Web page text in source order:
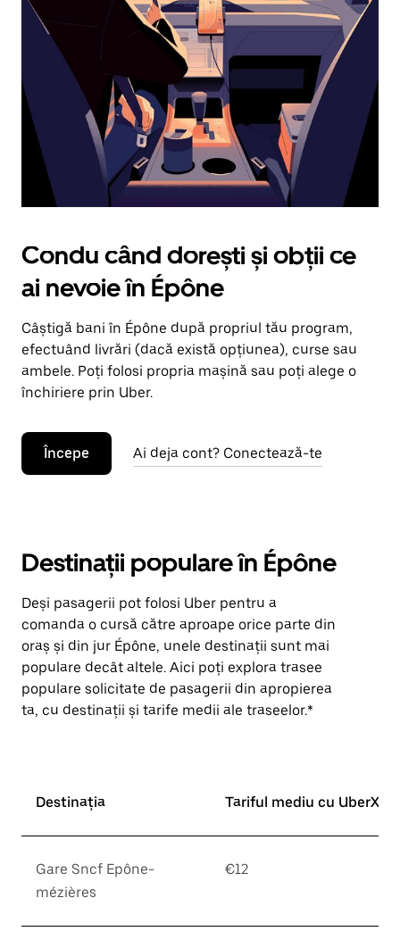
în
jos.
Închide
calendarul
apăsând
pe
butonul
Escape.
Condu când dorești și obții ce
ai nevoie în Épône
Câștigă bani în Épône după propriul tău program,
efectuând livrări (dacă există opțiunea), curse sau
ambele. Poți folosi propria mașină sau poți alege o
închiriere prin Uber.
Începe Ai deja cont? Conectează-te
Destinații populare în Épône
Deși pasagerii pot folosi Uber pentru a
comanda o cursă către aproape orice parte din
oraș și din jur Épône, unele destinații sunt mai
populare decât altele. Aici poți explora trasee
populare solicitate de pasagerii din apropierea
ta, cu destinații și tarife medii ale traseelor.*
Destinația Tariful mediu cu UberX*
Gare Sncf Epône-
mézières
€12